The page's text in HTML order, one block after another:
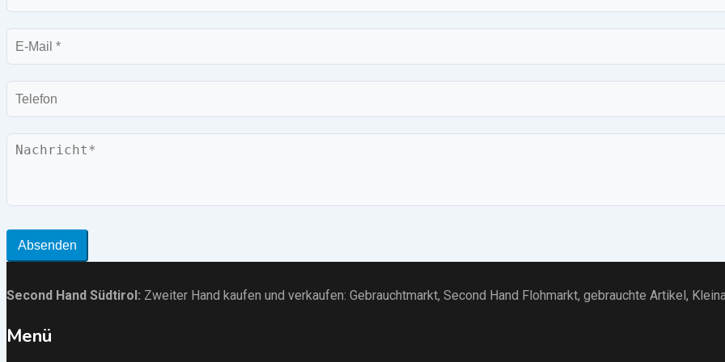
E-
Mail
Telefon
Nachricht
Absenden
Second Hand Südtirol : Zweiter Hand kaufen und verkaufen: Gebrauchtmarkt, Second Hand Flohmarkt, gebrauchte Artikel ,
Menü